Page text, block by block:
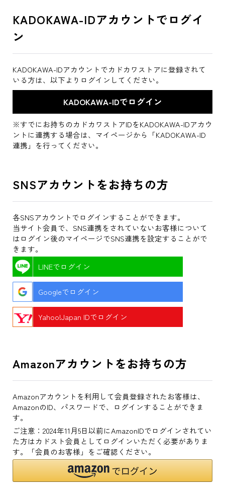
KADOKAWA-IDアカウントでログイ
ン
KADOKAWA-IDアカウントでカドカワストアに登録されて
いる方は、以下よりログインしてください。
※すでにお持ちのカドカワストアIDをKADOKAWA-IDアカウ
ントに連携する場合は、マイページから「KADOKAWA-ID
連携」を行ってください。
SNSアカウントをお持ちの方
各SNSアカウントでログインすることができます。
当サイト会員で、SNS連携をされていないお客様について
はログイン後のマイページでSNS連携を設定することがで
きます。
LINEでログイン
Googleでログイン
Yahoo!Japan IDでログイン
Amazonアカウントをお持ちの方
Amazonアカウントを利用して会員登録されたお客様は、
AmazonのID、パスワードで、ログインすることができま
す。
ご注意：2024年11月5日以前にAmazonIDでログインされてい
た方はカドスト会員としてログインいただく必要がありま
す。「会員のお客様」をご確認ください。